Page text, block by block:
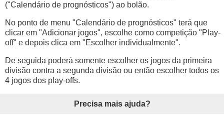
("Calendário de prognósticos") ao bolão.
No ponto de menu "Calendário de prognósticos" terá que
clicar em "Adicionar jogos", escolhe como competição "Play-
off" e depois clica em "Escolher individualmente".
De seguida poderá somente escolher os jogos da primeira
divisão contra a segunda divisão ou então escolher todos os
4 jogos dos play-offs.
Precisa mais ajuda?